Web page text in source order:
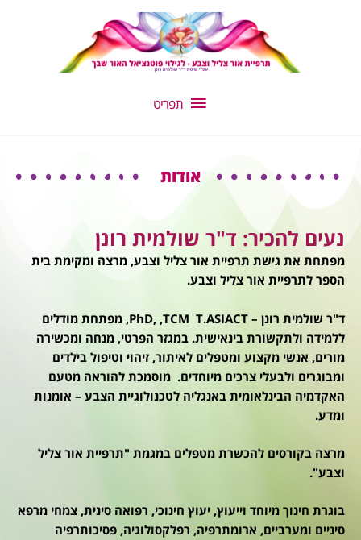
תפריט
תפריט
אודות
נעים להכיר: ד"ר שולמית רונן
מפתחת את גישת תרפיית אור צליל וצבע, מרצה ומקימת בית
הספר לתרפיית אור צליל וצבע.
ד"ר שולמית רונן – PhD, ,TCM T.ASIACT, מפתחת מודלים
ללמידה ולתקשורת בינאישית. במגזר הפרטי, מנחה ומכשירה
מורים, אנשי מקצוע ומטפלים לאיתור, זיהוי וטיפול בילדים
ומבוגרים ולבעלי צרכים מיוחדים. מוסמכת להוראה מטעם
האקדמיה הבינלאומית באנגליה לטכנולוגיית הצבע – אומנות
ומדע.
מרצה בקורסים להכשרת מטפלים במגמת "תרפיית אור צליל
וצבע".
בוגרת חינוך מיוחד וייעוץ, יעוץ חינוכי, רפואה סינית, צמחי מרפא
סיניים ומערביים, ארומתרפיה, רפלקסולוגיה, פסיכותרפיה